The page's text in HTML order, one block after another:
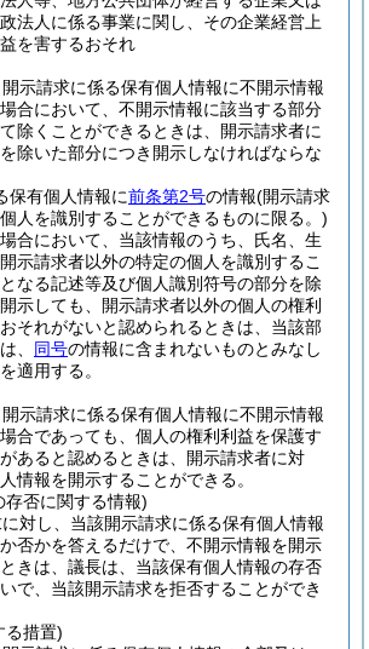
法人に係る事業に関し、その企業経営上
を害するおそれ
示請求に係る保有個人情報に不開示情報
合において、不開示情報に該当する部分
除くことができるときは、開示請求者に
除いた部分につき開示しなければならな
保有個人情報に前条第2号の情報(開示請求
人を識別することができるものに限る。)
合において、当該情報のうち、氏名、生
示請求者以外の特定の個人を識別するこ
なる記述等及び個人識別符号の部分を除
示しても、開示請求者以外の個人の権利
それがないと認められるときは、当該部
、 同号の情報に含まれないものとみなし
適用する。
示請求に係る保有個人情報に不開示情報
合であっても、個人の権利利益を保護す
あると認めるときは、開示請求者に対
情報を開示することができる。
否に関する情報)
対し、当該開示請求に係る保有個人情報
否かを答えるだけで、不開示情報を開示
きは、議長は、当該保有個人情報の存否
で、当該開示請求を拒否することができ
る措置)